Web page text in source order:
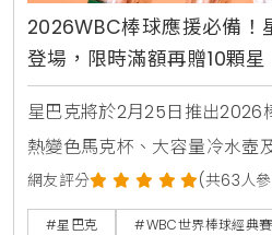
2026WBC棒球應援必備！
登場，限時滿額再贈10顆星
星巴克將於2月25日推出2026
熱變色馬克杯、大容量冷水壺
日起更舉辦星禮程會員限定活
贈10顆星，讓熱血應援的同時
網友評分 (共63人
#星巴克 #WBC世界棒球經典賽